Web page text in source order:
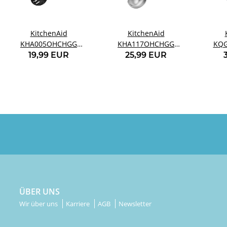
KitchenAid
KHA005OHCHGG
Pastaheber grau
19,99 EUR
KitchenAid
KHA117OHCHGG
Eisportionierer grau
25,99 EUR
ÜBER UNS
Wir über uns Karriere AGB Newsletter